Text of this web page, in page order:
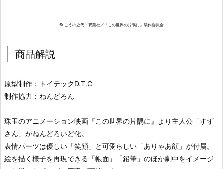
© こうの史代・双葉社／「この世界の片隅に」製作委員会
商品解説
原型制作：トイテックD.T.C
制作協力：ねんどろん
珠玉のアニメーション映画『この世界の片隅に』より主人公「すず
さん」がねんどろいど化。
表情パーツは優しい「笑顔」と可愛らしい「ありゃあ顔」が付属。
絵を描く様子を再現できる「帳面」「鉛筆」のほか劇中をイメージ